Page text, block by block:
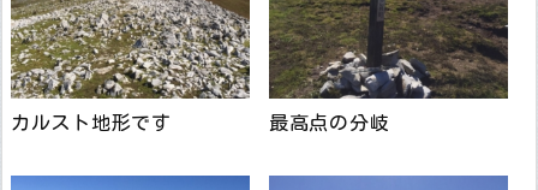
カルスト地形です 最高点の分岐